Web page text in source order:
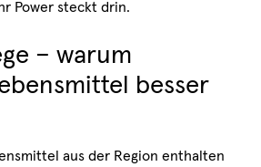
Power steckt drin.
– warum
besser
aus der Region enthalten